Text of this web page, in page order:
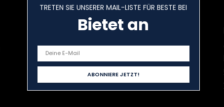
TRETEN SIE UNSERER MAIL-LISTE FÜR BESTE BEI
Bietet an